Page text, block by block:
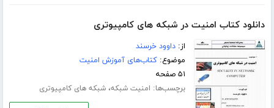
دانلود کتاب امنیت در شبکه های کامپیوتری
از:داوود خرسند
موضوع:کتاب‌های آموزش امنیت
۵۱ صفحه
برچسب‌ها: امنیت شبکه،شبکه های کامپیوتری